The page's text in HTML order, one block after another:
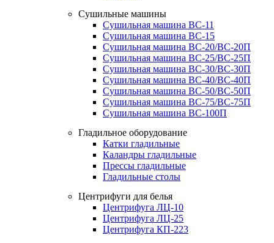
Сушильные машины
Сушильная машина ВС-11
Сушильная машина ВС-15
Сушильная машина ВС-20/ВС-20П
Сушильная машина ВС-25/ВС-25П
Сушильная машина ВС-30/ВС-30П
Сушильная машина ВС-40/ВС-40П
Сушильная машина ВС-50/ВС-50П
Сушильная машина ВС-75/ВС-75П
Сушильная машина ВС-100П
Гладильное оборудование
Катки гладильные
Каландры гладильные
Прессы гладильные
Гладильные столы
Центрифуги для белья
Центрифуга ЛЦ-10
Центрифуга ЛЦ-25
Центрифуга КП-223